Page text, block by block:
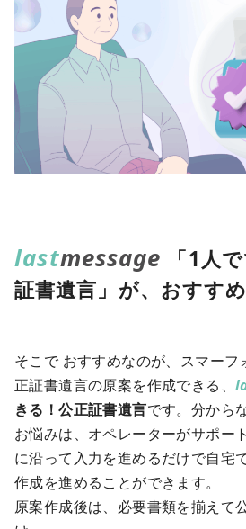
lastmessage 「1人
証書遺言」が、おすすめ
そこで おすすめなのが、スマーフ
正証書遺言の原案を作成できる、
きる！公正証書遺言です。分から
お悩みは、オペレーターがサポー
に沿って入力を進めるだけで自宅
作成を進めることができます。
原案作成後は、必要書類を揃えて